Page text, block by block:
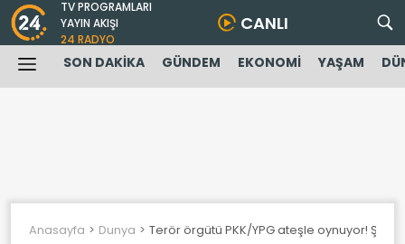
TV PROGRAMLARI
YAYIN AKIŞI
24 RADYO
CANLI
SON DAKİKA GÜNDEM EKONOMİ YAŞAM
Anasayfa Dunya Terör örgütü PKK/YPG ateşle oynuyor! Şam